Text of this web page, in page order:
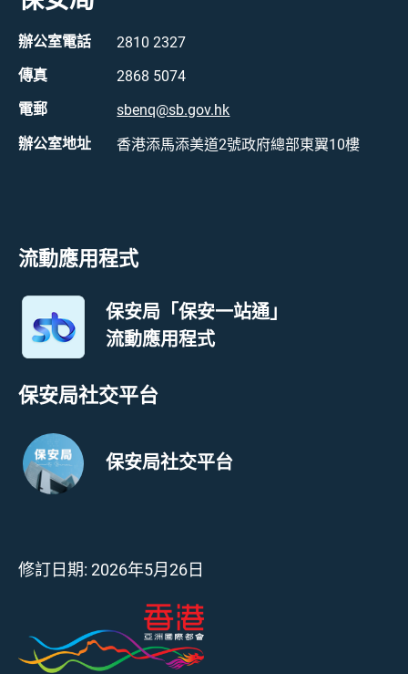
辦公室電話 2810 2327
傳真 2868 5074
電郵 sbenq@sb.gov.hk
辦公室地址 香港添馬添美道2號政府總部東翼10樓
流動應用程式
保安局「保安一站通」
流動應用程式
保安局社交平台
保安局社交平台
修訂日期:2026年5月26日